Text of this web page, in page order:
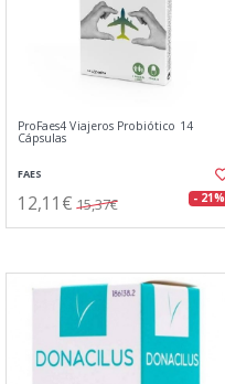
ProFaes4 Viajeros Probiótico 14
Cápsulas
FAES
12,11€ 15,37€ - 21%